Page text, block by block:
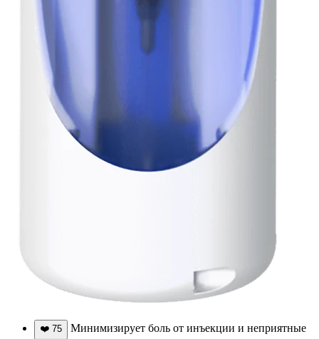
❤️ 75
Минимизирует боль от инъекции и неприятные